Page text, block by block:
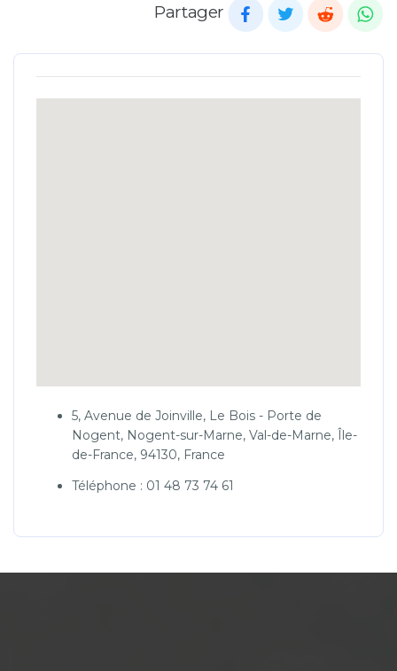
Partager
5, Avenue de Joinville, Le Bois - Porte de
Nogent, Nogent-sur-Marne, Val-de-Marne, Île-
de-France, 94130, France
Téléphone : 01 48 73 74 61